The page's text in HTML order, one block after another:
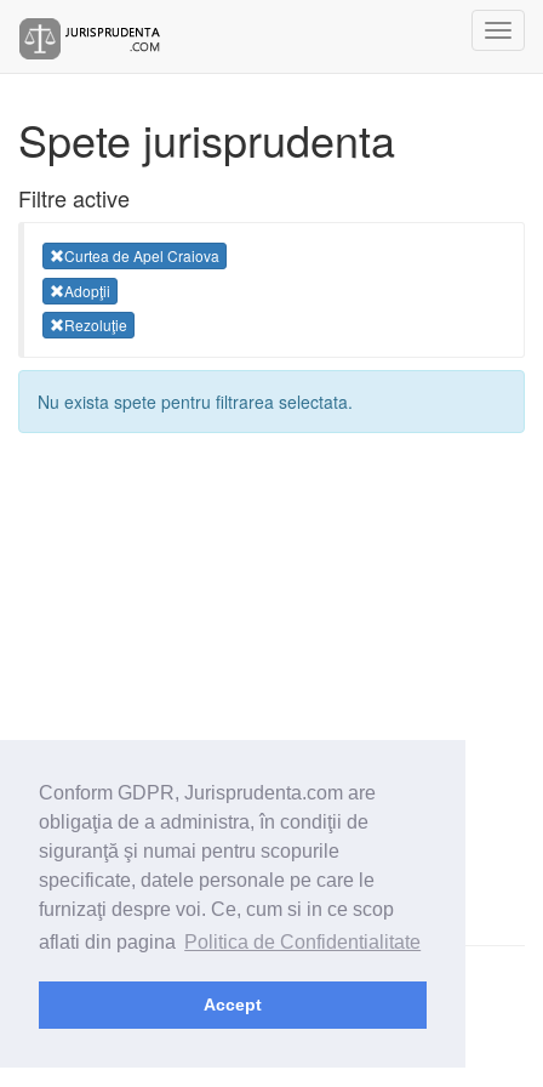
Conform GDPR, Jurisprudenta.com are
obligaţia de a administra, în condiţii de
siguranţă şi numai pentru scopurile
specificate, datele personale pe care le
furnizaţi despre voi. Ce, cum si in ce scop
aflati din pagina
Politica de Confidentialitate
Accept
Spete jurisprudenta
Filtre active
Curtea de Apel Craiova
Adopţii
Rezoluţie
Nu exista spete pentru filtrarea selectata.
© 2026 - Jurisprudenta.com -Cautare-Termeni si conditii